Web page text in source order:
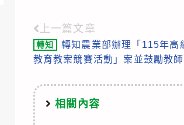
Read
more
上一篇文章
轉知
轉知農業部辦理「115年高
教育教案競賽活動」案並鼓勵教
相關內容